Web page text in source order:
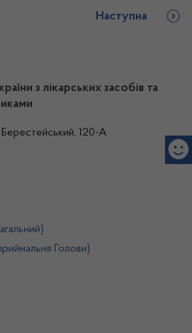
Наступна
з лікарських засобів та
Берестейський, 120-А
Голови)